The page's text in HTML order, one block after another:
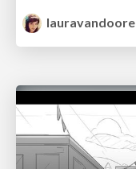
lauravandoore